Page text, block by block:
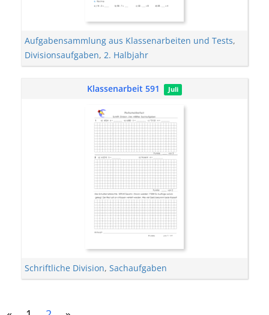
Aufgabensammlung aus Klassenarbeiten und Tests,
Divisionsaufgaben, 2. Halbjahr
Klassenarbeit 591 Juli
Schriftliche Division, Sachaufgaben